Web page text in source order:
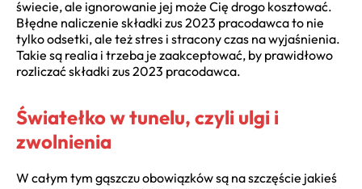
świecie, ale ignorowanie jej może Cię drogo kosztować.
Błędne naliczenie składki zus 2023 pracodawca to nie
tylko odsetki, ale też stres i stracony czas na wyjaśnienia.
Takie są realia i trzeba je zaakceptować, by prawidłowo
rozliczać składki zus 2023 pracodawca.
Światełko w tunelu, czyli ulgi i
zwolnienia
W całym tym gąszczu obowiązków są na szczęście jakieś